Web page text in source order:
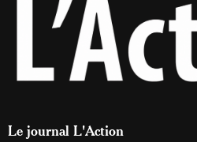
Le journal L'Action